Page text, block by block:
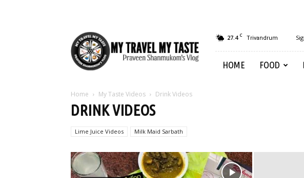
Travel
My
Taste
27.4 C Trivandrum
HOME FOOD
Home My Taste Videos Drink Videos
DRINK VIDEOS
Lime Juice Videos Milk Maid Sarbath